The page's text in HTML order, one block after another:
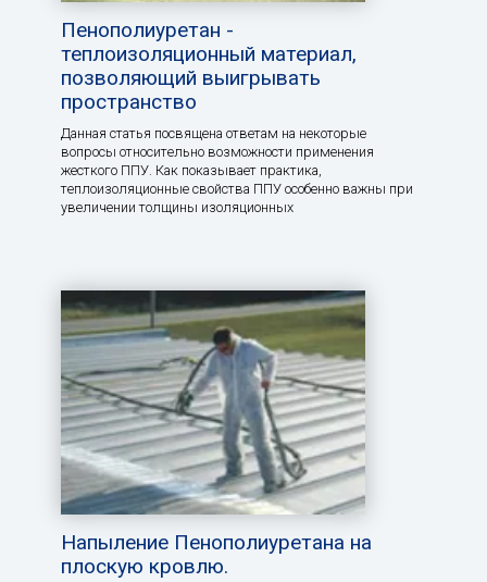
Пенополиуретан -
теплоизоляционный материал,
позволяющий выигрывать
пространство
Данная статья посвящена ответам на некоторые
вопросы относительно возможности применения
жесткого ППУ. Как показывает практика,
теплоизоляционные свойства ППУ особенно важны при
увеличении толщины изоляционных
Напыление Пенополиуретана на
плоскую кровлю.